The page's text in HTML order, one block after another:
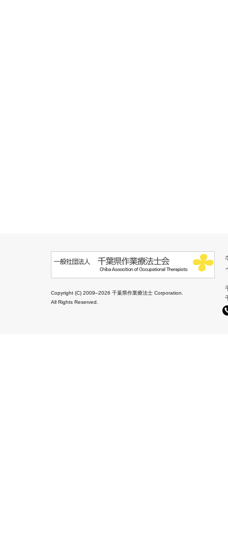
Copyright (C) 2009–2026 千葉県作業療法士 Corporation.
All Rights Reserved.